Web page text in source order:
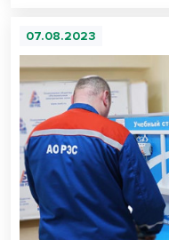
07.08.2023